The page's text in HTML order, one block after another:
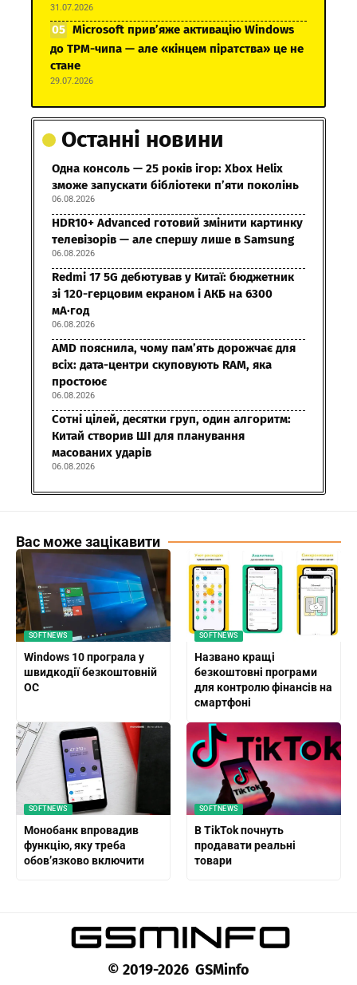
31.07.2026
Microsoft прив’яже активацію Windows
до TPM-чипа — але «кінцем піратства» це не
стане
29.07.2026
Останні новини
Одна консоль — 25 років ігор: Xbox Helix
зможе запускати бібліотеки п’яти поколінь
06.08.2026
HDR10+ Advanced готовий змінити картинку
телевізорів — але спершу лише в Samsung
06.08.2026
Redmi 17 5G дебютував у Китаї: бюджетник
зі 120-герцовим екраном і АКБ на 6300
мА·год
06.08.2026
AMD пояснила, чому пам’ять дорожчає для
всіх: дата-центри скуповують RAM, яка
простоює
06.08.2026
Сотні цілей, десятки груп, один алгоритм:
Китай створив ШІ для планування
масованих ударів
06.08.2026
Вас може зацікавити
SOFTNEWS
Windows 10 програла у
швидкодії безкоштовній
ОС
SOFTNEWS
Названо кращі
безкоштовні програми
для контролю фінансів на
смартфоні
SOFTNEWS
Монобанк впровадив
функцію, яку треба
обов’язково включити
SOFTNEWS
В TikTok почнуть
продавати реальні
товари
© 2019-2026 GSMinfo